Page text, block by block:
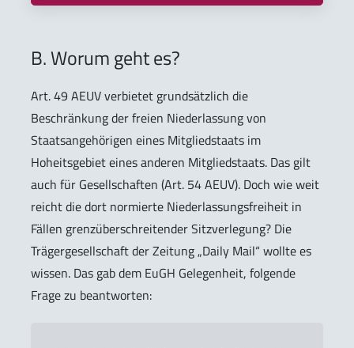
B. Worum geht es?
Art. 49 AEUV verbietet grundsätzlich die
Beschränkung der freien Niederlassung von
Staatsangehörigen eines Mitgliedstaats im
Hoheitsgebiet eines anderen Mitgliedstaats. Das gilt
auch für Gesellschaften (Art. 54 AEUV). Doch wie weit
reicht die dort normierte Niederlassungsfreiheit in
Fällen grenzüberschreitender Sitzverlegung? Die
Trägergesellschaft der Zeitung „Daily Mail“ wollte es
wissen. Das gab dem EuGH Gelegenheit, folgende
Frage zu beantworten: